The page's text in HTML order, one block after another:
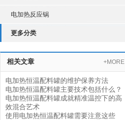
电加热反应锅
更多分类
相关文章 +MORE
电加热恒温配料罐的维护保养方法
电加热恒温配料罐主要技术包括什么？
电加热恒温配料罐成就精准温控下的高
效混合艺术
使用电加热恒温配料罐需要注意这些